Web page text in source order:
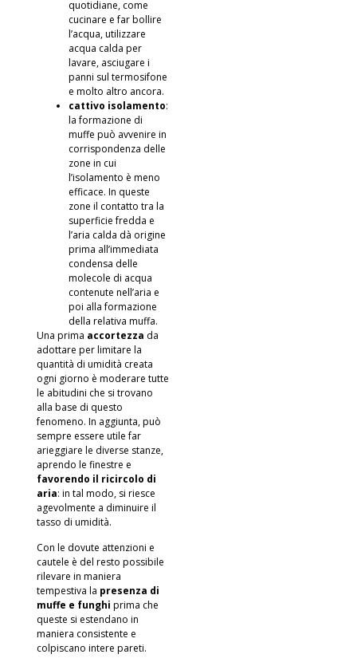
quotidiane, come
cucinare e far bollire
l’acqua, utilizzare
acqua calda per
lavare, asciugare i
panni sul termosifone
e molto altro ancora.
cattivo isolamento:
la formazione di
muffe può avvenire in
corrispondenza delle
zone in cui
l’isolamento è meno
efficace. In queste
zone il contatto tra la
superficie fredda e
l’aria calda dà origine
prima all’immediata
condensa delle
molecole di acqua
contenute nell’aria e
poi alla formazione
della relativa muffa.
Una prima accortezza da
adottare per limitare la
quantità di umidità creata
ogni giorno è moderare tutte
le abitudini che si trovano
alla base di questo
fenomeno. In aggiunta, può
sempre essere utile far
arieggiare le diverse stanze,
aprendo le finestre e
favorendo il ricircolo di
aria: in tal modo, si riesce
agevolmente a diminuire il
tasso di umidità.
Con le dovute attenzioni e
cautele è del resto possibile
rilevare in maniera
tempestiva la presenza di
muffe e funghi prima che
queste si estendano in
maniera consistente e
colpiscano intere pareti.